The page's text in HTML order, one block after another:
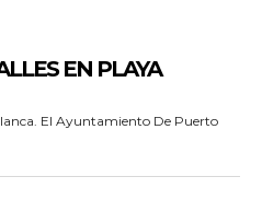
EN PLAYA
El Ayuntamiento De Puerto